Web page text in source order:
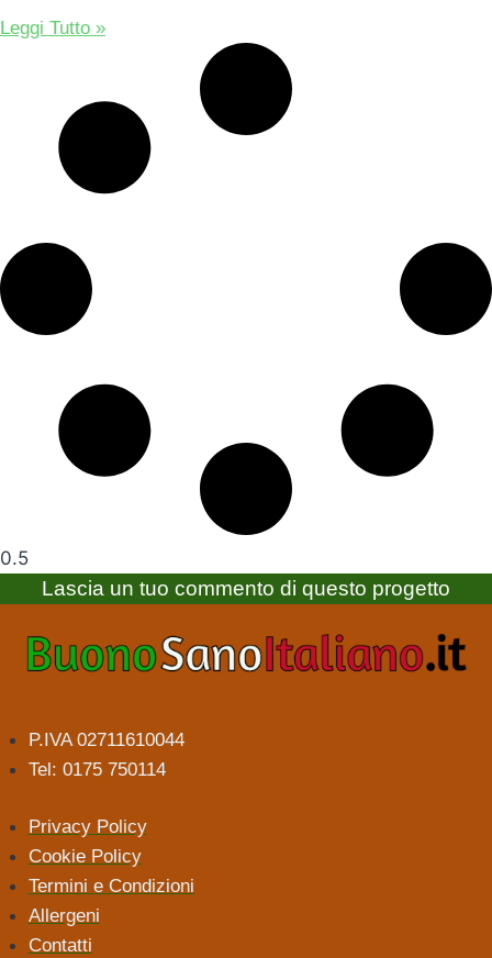
Leggi Tutto »
Lascia un tuo commento di questo progetto
P.IVA 02711610044
Tel: 0175 750114
Privacy Policy
Cookie Policy
Termini e Condizioni
Allergeni
Contatti